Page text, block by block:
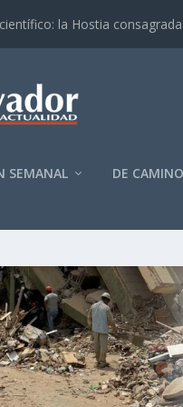
la Hostia
SEMANAL DE